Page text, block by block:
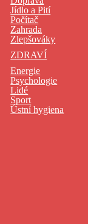
Jídlo a Pití
Počítač
Zahrada
Zlepšováky
ZDRAVÍ
Energie
Psychologie
Lidé
Sport
Ústní hygiena